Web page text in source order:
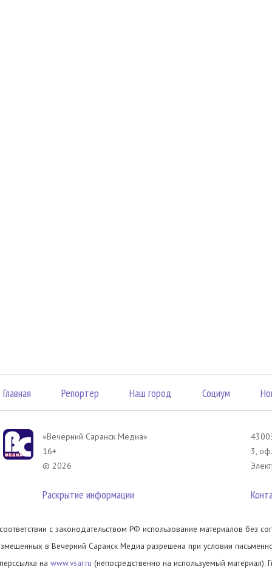
Главная Репортер Наш город Социум
«Вечерний Саранск Mедиа»
16+
© 2026
Раскрытие информации
3,
с законодательством РФ использование материалов без
в Вечерний Саранск Медиа разрешена при условии
на www.vsar.ru (непосредственно на используемый материал).